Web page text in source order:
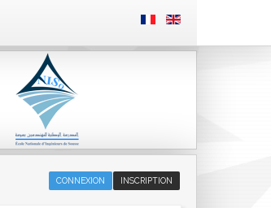
INSCRIPTION
CONNEXION